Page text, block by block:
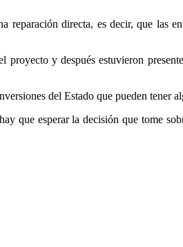
directa, es decir, que las
y después estuvieron
del Estado que pueden tener
que esperar la decisión que tome